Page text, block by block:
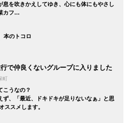
息を吹きかえしてゆき、心にも体にもやさし
カフ…
本のトコロ
で仲良くないグループに入りました
町
こうなの？
ず、「最近、ドキドキが足りないなぁ」と思
ススメします。